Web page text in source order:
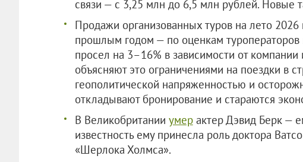
связи — с 3,25 млн до 6,5 млн рублей. Новые
Продажи организованных туров на лето 2026
прошлым годом — по оценкам туроператоров
просел на 3–16% в зависимости от
объясняют это ограничениями на поездки в
геополитической напряженностью и
откладывают бронирование и стараются
В Великобритании умерактер Дэвид Берк —
известность ему принесла роль доктора
«Шерлока Холмса».